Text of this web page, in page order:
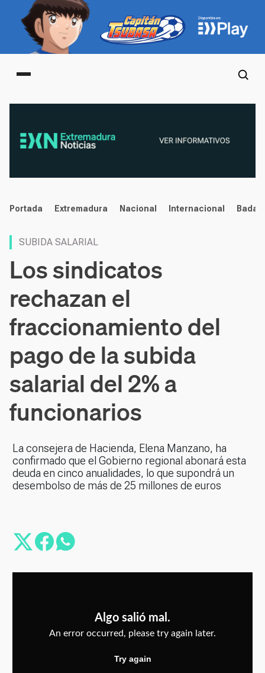
Main menu
noticias
Portada Extremadura Nacional Internacional
SUBIDA SALARIAL
Los sindicatos
rechazan el
fraccionamiento del
pago de la subida
salarial del 2% a
funcionarios
La consejera de Hacienda, Elena Manzano, ha
confirmado que el Gobierno regional abonará esta
deuda en cinco anualidades, lo que supondrá un
desembolso de más de 25 millones de euros